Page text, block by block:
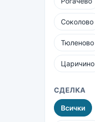
Соколово
Тюленово
Царичино
СДЕЛКА
Всички